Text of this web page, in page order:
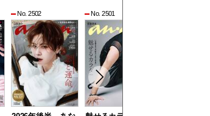
No. 2502 No. 2501